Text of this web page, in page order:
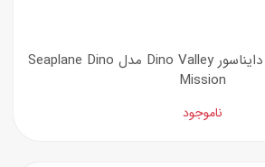
ست بازی شکارچیان دایناسور Dino Valley مدل Seaplane Dino
Mission
ناموجود